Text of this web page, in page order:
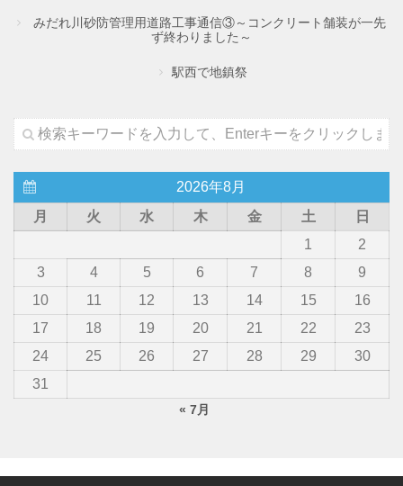
みだれ川砂防管理用道路工事通信③～コンクリート舗装が一先
ず終わりました～
駅西で地鎮祭
2026年8月
月
火 水 木 金 土
日
1
2
3
4 5 6 7 8
9
10
11 12 13 14 15
16
17
18 19 20 21 22
23
24
25 26 27 28 29
30
31
« 7月